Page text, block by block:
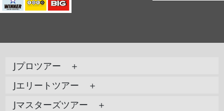
Jプロツアー ＋
Jエリートツアー ＋
Jマスターズツアー ＋